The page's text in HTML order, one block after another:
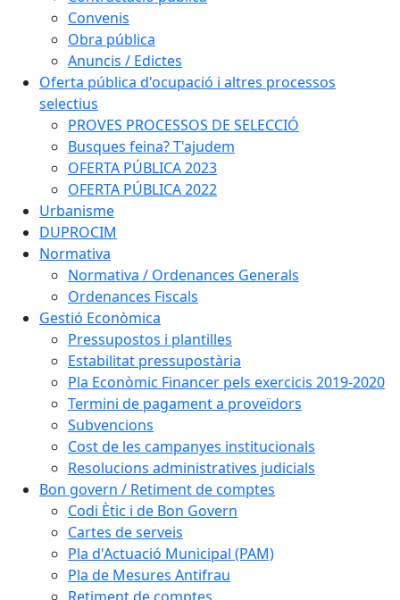
Convenis
Obra pública
Anuncis / Edictes
Oferta pública d'ocupació i altres processos
selectius
PROVES PROCESSOS DE SELECCIÓ
Busques feina? T'ajudem
OFERTA PÚBLICA 2023
OFERTA PÚBLICA 2022
Urbanisme
DUPROCIM
Normativa
Normativa / Ordenances Generals
Ordenances Fiscals
Gestió Econòmica
Pressupostos i plantilles
Estabilitat pressupostària
Pla Econòmic Financer pels exercicis 2019-2020
Termini de pagament a proveïdors
Subvencions
Cost de les campanyes institucionals
Resolucions administratives judicials
Bon govern / Retiment de comptes
Codi Ètic i de Bon Govern
Cartes de serveis
Pla d'Actuació Municipal (PAM)
Pla de Mesures Antifrau